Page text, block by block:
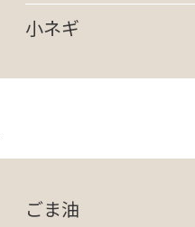
小ネギ
ごま油